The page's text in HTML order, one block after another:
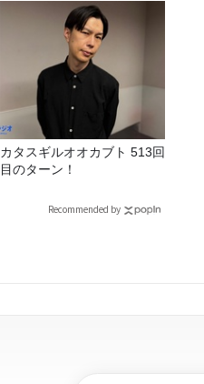
カタスギルオオカブト 513回
目のターン！
Recommended by